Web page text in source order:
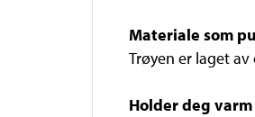
Materiale som
Trøyen er laget
Holder deg